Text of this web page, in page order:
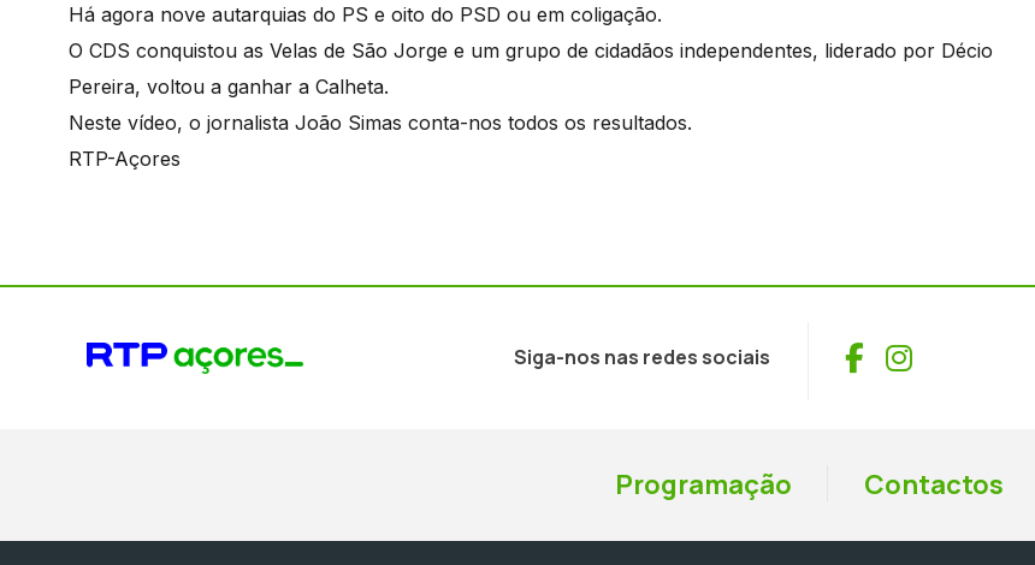
Há agora nove autarquias do PS e oito do PSD ou em coligação.
O CDS conquistou as Velas de São Jorge e um grupo de cidadãos independentes, liderado por Décio
Pereira, voltou a ganhar a Calheta.
Neste vídeo, o jornalista João Simas conta-nos todos os resultados.
RTP-Açores
Siga-nos nas redes sociais Facebook
Instagram
Programação Contactos